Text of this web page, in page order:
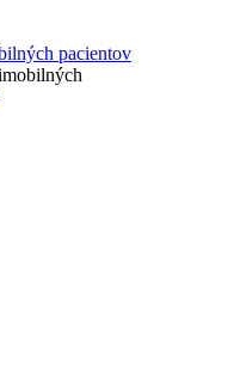
pacientov